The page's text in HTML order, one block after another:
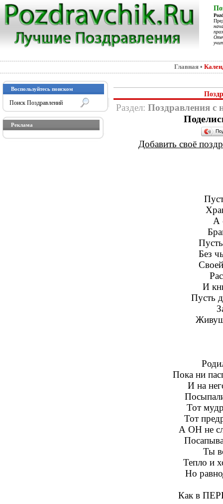
Главная •
Воспользуйтесь поиском
Реклама
Раздел: Поздравления с
Добавить своё
А
Без
И
Пусть
Пока ни
И на
Тот
Тот
А ОН не
Ты
Тепло и
Но
Как в